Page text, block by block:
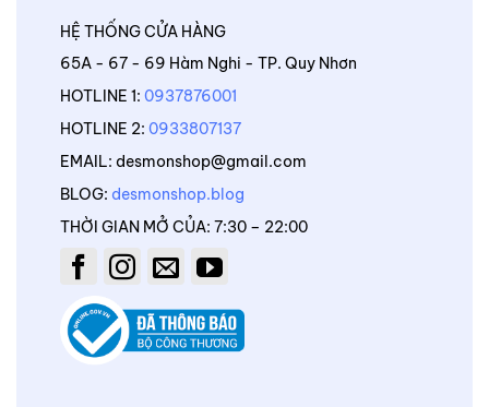
HỆ THỐNG CỬA HÀNG
65A - 67 - 69 Hàm Nghi - TP. Quy Nhơn
HOTLINE 1: 0937876001
HOTLINE 2: 0933807137
EMAIL: desmonshop@gmail.com
BLOG: desmonshop.blog
THỜI GIAN MỞ CỦA: 7:30 – 22:00